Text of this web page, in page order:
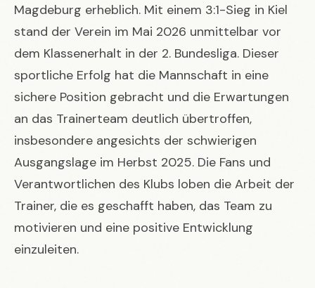
Magdeburg erheblich. Mit einem 3:1-Sieg in Kiel
stand der Verein im Mai 2026 unmittelbar vor
dem Klassenerhalt in der 2. Bundesliga. Dieser
sportliche Erfolg hat die Mannschaft in eine
sichere Position gebracht und die Erwartungen
an das Trainerteam deutlich übertroffen,
insbesondere angesichts der schwierigen
Ausgangslage im Herbst 2025. Die Fans und
Verantwortlichen des Klubs loben die Arbeit der
Trainer, die es geschafft haben, das Team zu
motivieren und eine positive Entwicklung
einzuleiten.